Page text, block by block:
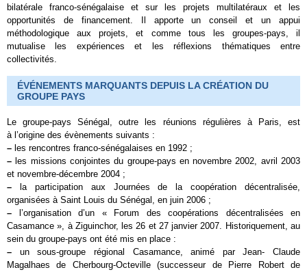
bilatérale franco-sénégalaise et sur les projets multilatéraux et les
opportunités de financement. Il apporte un conseil et un appui
méthodologique aux projets, et comme tous les groupes-pays, il
mutualise les expériences et les réflexions thématiques entre
collectivités.
ÉVÉNEMENTS MARQUANTS DEPUIS LA CRÉATION DU
GROUPE PAYS
Le groupe-pays Sénégal, outre les réunions régulières à Paris, est
à l’origine des évènements suivants :
– les rencontres franco-sénégalaises en 1992 ;
– les missions conjointes du groupe-pays en novembre 2002, avril 2003
et novembre-décembre 2004 ;
– la participation aux Journées de la coopération décentralisée,
organisées à Saint Louis du Sénégal, en juin 2006 ;
– l’organisation d’un « Forum des coopérations décentralisées en
Casamance », à Ziguinchor, les 26 et 27 janvier 2007. Historiquement, au
sein du groupe-pays ont été mis en place :
– un sous-groupe régional Casamance, animé par Jean- Claude
Magalhaes de Cherbourg-Octeville (successeur de Pierre Robert de